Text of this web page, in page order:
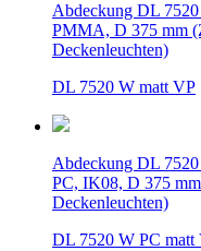
Abdeckung DL
PMMA, D 375 mm
Deckenleuchten)
DL 7520 W matt VP
Abdeckung DL
PC, IK08, D 375
Deckenleuchten)
DL 7520 W PC matt